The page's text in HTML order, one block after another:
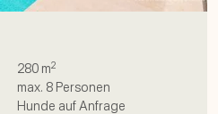
280 m2
max. 8 Personen
Hunde auf Anfrage